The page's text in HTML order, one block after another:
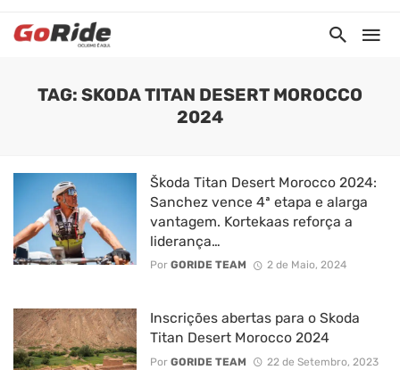
TAG: SKODA TITAN DESERT MOROCCO
2024
Škoda Titan Desert Morocco 2024:
Sanchez vence 4ª etapa e alarga
vantagem. Kortekaas reforça a
liderança…
Por GORIDE TEAM 2 de Maio, 2024
Inscrições abertas para o Skoda
Titan Desert Morocco 2024
Por GORIDE TEAM 22 de Setembro, 2023